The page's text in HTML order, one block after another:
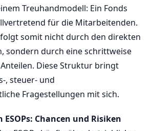
Treuhandmodell: Ein Fonds
für die Mitarbeitenden.
somit nicht durch den direkten
sondern durch eine schrittweise
Diese Struktur bringt
, steuer- und
Fragestellungen mit sich.
Chancen und Risiken